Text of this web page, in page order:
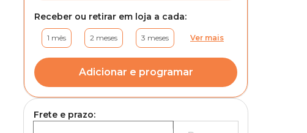
Receber ou retirar em loja a cada:
1 mês 2 meses 3 meses Ver mais
Adicionar e programar
Frete e prazo: